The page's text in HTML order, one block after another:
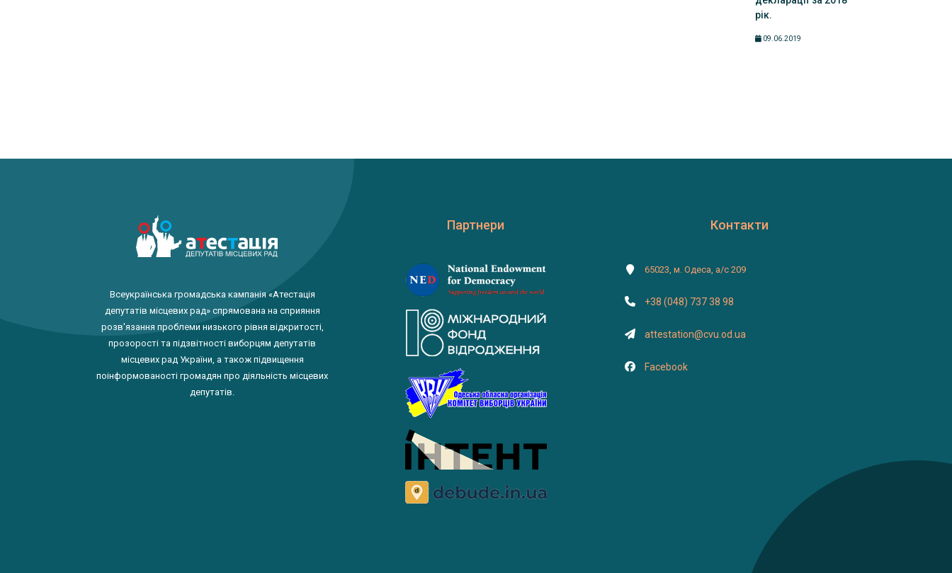
рік.
09.06.2019
Всеукраїнська громадська кампанія «Атестація
депутатів місцевих рад» спрямована на сприяння
розв'язання проблеми низького рівня відкритості,
прозорості та підзвітності виборцям депутатів
місцевих рад України, а також підвищення
поінформованості громадян про діяльність місцевих
депутатів.
Партнери Контакти
65023, м. Одеса, а/с 209
+38 (048) 737 38 98
attestation@cvu.od.ua
Facebook